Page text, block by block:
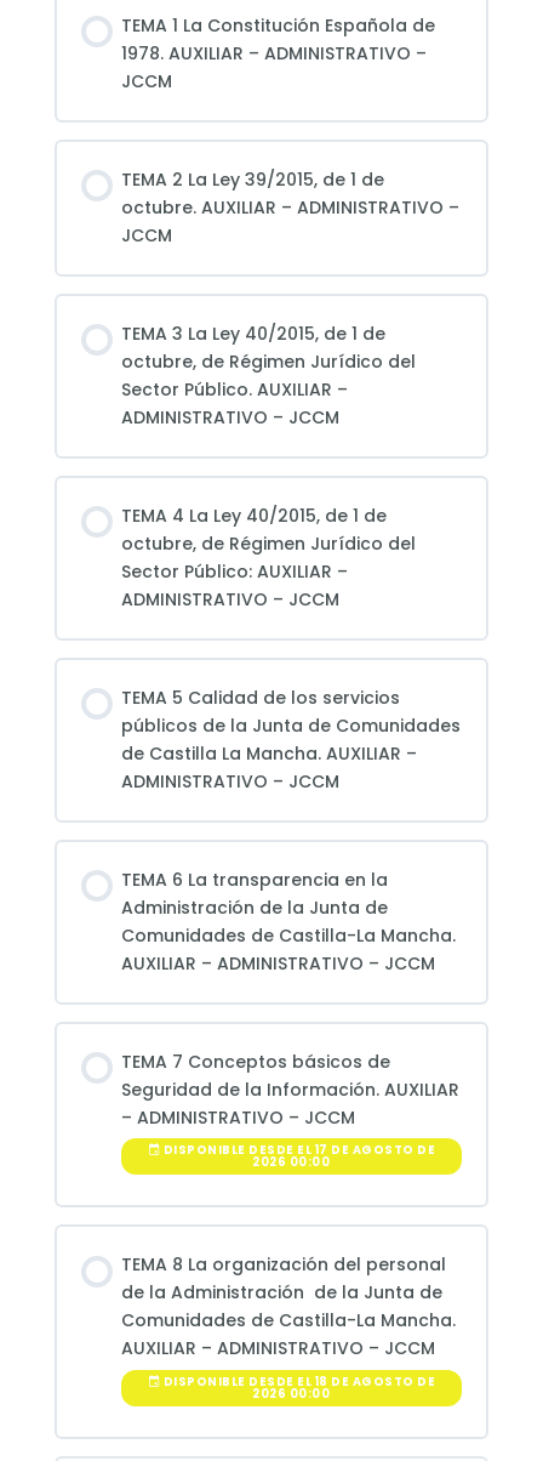
PARTE
COMÚN
Y
ESPECIFÍCO
JCCM
TEMA 1 La Constitución Española de
1978. AUXILIAR – ADMINISTRATIVO –
JCCM
TEMA 2 La Ley 39/2015, de 1 de
octubre. AUXILIAR – ADMINISTRATIVO –
JCCM
TEMA 3 La Ley 40/2015, de 1 de
octubre, de Régimen Jurídico del
Sector Público. AUXILIAR –
ADMINISTRATIVO – JCCM
TEMA 4 La Ley 40/2015, de 1 de
octubre, de Régimen Jurídico del
Sector Público: AUXILIAR –
ADMINISTRATIVO – JCCM
TEMA 5 Calidad de los servicios
públicos de la Junta de Comunidades
de Castilla ­La Mancha. AUXILIAR –
ADMINISTRATIVO – JCCM
TEMA 6 La transparencia en la
Administración de la Junta de
Comunidades de Castilla-La Mancha.
AUXILIAR – ADMINISTRATIVO – JCCM
TEMA 7 Conceptos básicos de
Seguridad de la Información. AUXILIAR
– ADMINISTRATIVO – JCCM
DISPONIBLE DESDE EL 17 DE AGOSTO DE
2026 00:00
TEMA 8 La organización del personal
de la Administración de la Junta de
Comunidades de Castilla-La Mancha.
AUXILIAR – ADMINISTRATIVO – JCCM
DISPONIBLE DESDE EL 18 DE AGOSTO DE
2026 00:00